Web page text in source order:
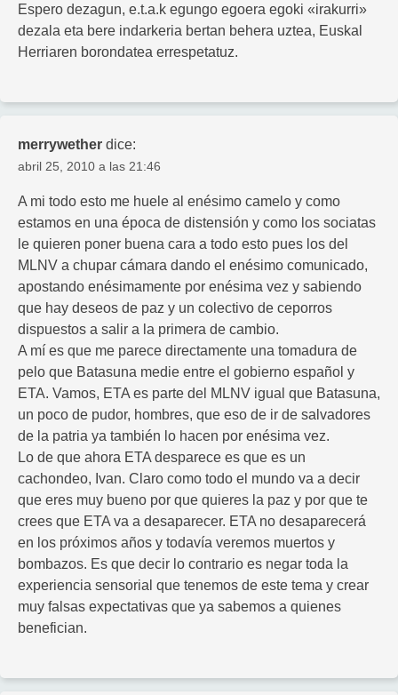
Espero dezagun, e.t.a.k egungo egoera egoki «irakurri»
dezala eta bere indarkeria bertan behera uztea, Euskal
Herriaren borondatea errespetatuz.
merrywether dice:
abril 25, 2010 a las 21:46
A mi todo esto me huele al enésimo camelo y como
estamos en una época de distensión y como los sociatas
le quieren poner buena cara a todo esto pues los del
MLNV a chupar cámara dando el enésimo comunicado,
apostando enésimamente por enésima vez y sabiendo
que hay deseos de paz y un colectivo de ceporros
dispuestos a salir a la primera de cambio.
A mí es que me parece directamente una tomadura de
pelo que Batasuna medie entre el gobierno español y
ETA. Vamos, ETA es parte del MLNV igual que Batasuna,
un poco de pudor, hombres, que eso de ir de salvadores
de la patria ya también lo hacen por enésima vez.
Lo de que ahora ETA desparece es que es un
cachondeo, Ivan. Claro como todo el mundo va a decir
que eres muy bueno por que quieres la paz y por que te
crees que ETA va a desaparecer. ETA no desaparecerá
en los próximos años y todavía veremos muertos y
bombazos. Es que decir lo contrario es negar toda la
experiencia sensorial que tenemos de este tema y crear
muy falsas expectativas que ya sabemos a quienes
benefician.